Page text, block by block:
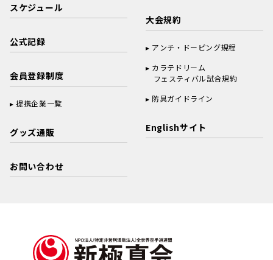
スケジュール
公式記録
会員登録制度
提携企業一覧
グッズ通販
お問い合わせ
大会規約
アンチ・ドーピング規程
カラテドリーム
フェスティバル試合規約
防具ガイドライン
Englishサイト